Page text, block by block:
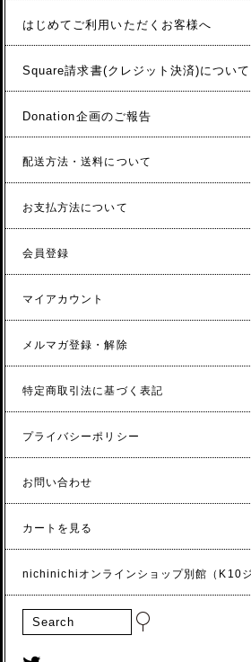
はじめてご利用いただくお客様へ
Square請求書(クレジット決済)について
Donation企画のご報告
配送方法・送料について
お支払方法について
会員登録
マイアカウント
メルマガ登録・解除
特定商取引法に基づく表記
プライバシーポリシー
お問い合わせ
カートを見る
nichinichiオンラインショップ別館（K10ジ